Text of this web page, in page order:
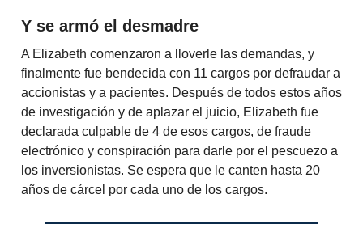
Y se armó el desmadre
A Elizabeth comenzaron a lloverle las demandas, y
finalmente fue bendecida con 11 cargos por defraudar a
accionistas y a pacientes. Después de todos estos años
de investigación y de aplazar el juicio, Elizabeth fue
declarada culpable de 4 de esos cargos, de fraude
electrónico y conspiración para darle por el pescuezo a
los inversionistas. Se espera que le canten hasta 20
años de cárcel por cada uno de los cargos.